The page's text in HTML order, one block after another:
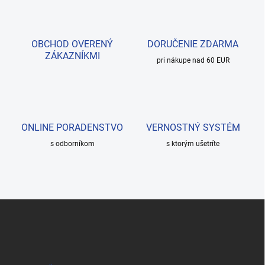
OBCHOD OVERENÝ
ZÁKAZNÍKMI
DORUČENIE ZDARMA
pri nákupe nad 60 EUR
ONLINE PORADENSTVO
s odborníkom
VERNOSTNÝ SYSTÉM
s ktorým ušetríte